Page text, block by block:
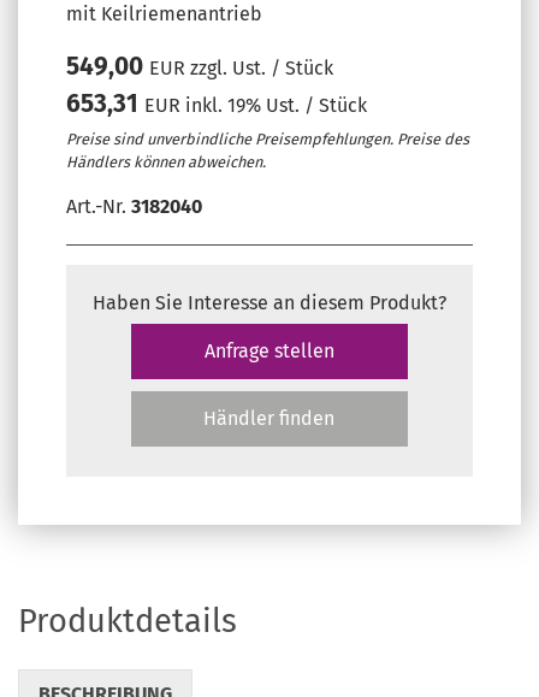
mit Keilriemenantrieb
549,00 EUR zzgl. Ust. / Stück
653,31 EUR inkl. 19% Ust. / Stück
Preise sind unverbindliche Preisempfehlungen. Preise des
Händlers können abweichen.
Art.-Nr. 3182040
Haben Sie Interesse an diesem Produkt?
Anfrage stellen
Händler finden
Produktdetails